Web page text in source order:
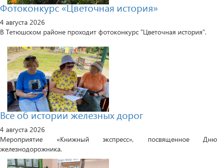
Фотоконкурс «Цветочная история»
4 августа 2026
В Тетюшском районе проходит фотоконкурс "Цветочная история".
Все об истории железных дорог
4 августа 2026
Мероприятие «Книжный экспресс», посвященное Дню
железнодорожника.